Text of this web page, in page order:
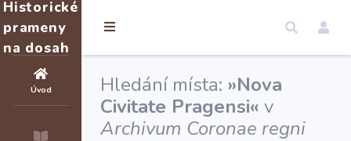
Historické
prameny
na dosah
Úvod Hledání místa: »Nova
Civitate Pragensi« v
Archivum Coronae regni